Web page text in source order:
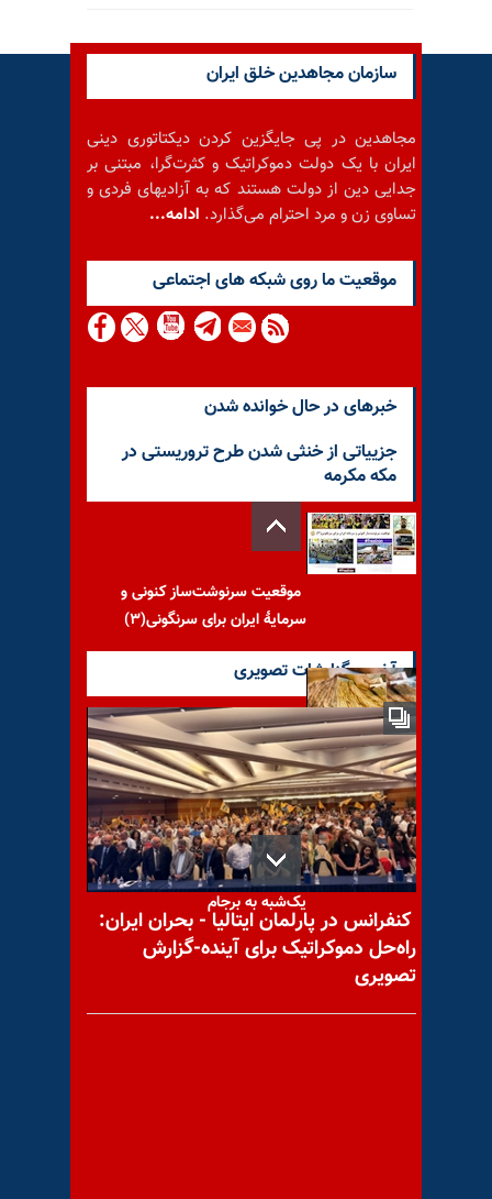
سازمان مجاهدین خلق ایران
مجاهدین در پی جایگزین کردن دیکتاتوری دینی
ایران با یک دولت دموکراتیک و کثرت‌گرا، مبتنی بر
جدایی دین از دولت هستند که به آزادیهای فردی و
تساوی زن و مرد احترام می‌گذارد. ادامه...
موقعيت ما روى شبكه هاى اجتماعى
خبرهای در حال خوانده شدن
جزییاتی از خنثی شدن طرح تروریستی در
مکه مکرمه
موقعیت سرنوشت‌ساز کنونی و
سرمایهٔ ایران برای سرنگونی(۳)
گرانی نان؛ تحقیر مردم ایران
خوابهای پنبه‌دانه بازگشت
یک‌شبه به برجام
آخرین گزارشات تصویری
کنفرانس در پارلمان ایتالیا - بحران ایران:
راه‌حل دموکراتیک برای آینده-گزارش
تصویری